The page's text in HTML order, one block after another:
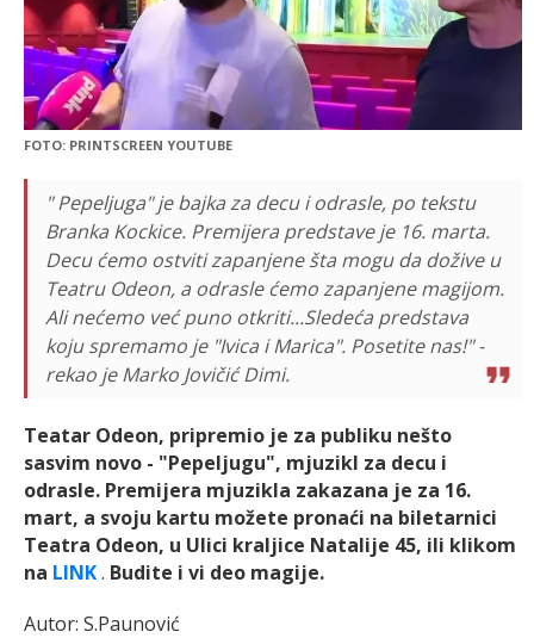
FOTO: PRINTSCREEN YOUTUBE
" Pepeljuga" je bajka za decu i odrasle, po tekstu
Branka Kockice. Premijera predstave je 16. marta.
Decu ćemo ostviti zapanjene šta mogu da dožive u
Teatru Odeon, a odrasle ćemo zapanjene magijom.
Ali nećemo već puno otkriti...Sledeća predstava
koju spremamo je "Ivica i Marica". Posetite nas!" -
rekao je Marko Jovičić Dimi.
Teatar Odeon, pripremio je za publiku nešto
sasvim novo - "Pepeljugu", mjuzikl za decu i
odrasle. Premijera mjuzikla zakazana je za 16.
mart, a svoju kartu možete pronaći na biletarnici
Teatra Odeon, u Ulici kraljice Natalije 45, ili klikom
na LINK. Budite i vi deo magije.
Autor: S.Paunović